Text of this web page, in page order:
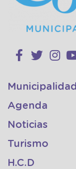
Municipalidad
Agenda
Noticias
Turismo
H.C.D